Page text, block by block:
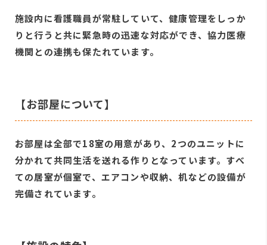
施設内に看護職員が常駐していて、健康管理をしっか
りと行うと共に緊急時の迅速な対応ができ、協力医療
機関との連携も保たれています。
【お部屋について】
お部屋は全部で18室の用意があり、2つのユニットに
分かれて共同生活を送れる作りとなっています。すべ
ての居室が個室で、エアコンや収納、机などの設備が
完備されています。